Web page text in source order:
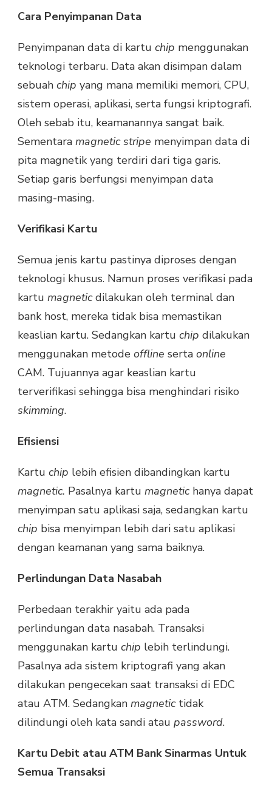
Cara Penyimpanan Data
Penyimpanan data di kartu chip menggunakan
teknologi terbaru. Data akan disimpan dalam
sebuah chip yang mana memiliki memori, CPU,
sistem operasi, aplikasi, serta fungsi kriptografi.
Oleh sebab itu, keamanannya sangat baik.
Sementara magnetic stripe menyimpan data di
pita magnetik yang terdiri dari tiga garis.
Setiap garis berfungsi menyimpan data
masing-masing.
Verifikasi Kartu
Semua jenis kartu pastinya diproses dengan
teknologi khusus. Namun proses verifikasi pada
kartu magneticdilakukan oleh terminal dan
bank host, mereka tidak bisa memastikan
keaslian kartu. Sedangkan kartu chip dilakukan
menggunakan metode offline serta online
CAM. Tujuannya agar keaslian kartu
terverifikasi sehingga bisa menghindari risiko
skimming.
Efisiensi
Kartu chip lebih efisien dibandingkan kartu
magnetic. Pasalnya kartu magnetic hanya dapat
menyimpan satu aplikasi saja, sedangkan kartu
chip bisa menyimpan lebih dari satu aplikasi
dengan keamanan yang sama baiknya.
Perlindungan Data Nasabah
Perbedaan terakhir yaitu ada pada
perlindungan data nasabah. Transaksi
menggunakan kartu chip lebih terlindungi.
Pasalnya ada sistem kriptografi yang akan
dilakukan pengecekan saat transaksi di EDC
atau ATM. Sedangkan magnetic tidak
dilindungi oleh kata sandi atau password.
Kartu Debit atau ATM Bank Sinarmas Untuk
Semua Transaksi